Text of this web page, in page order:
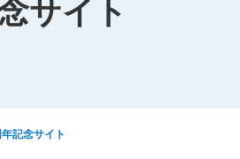
サイト
記念サイト